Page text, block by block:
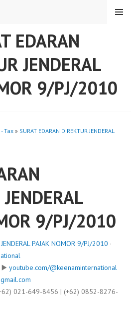
EDARAN
JENDERAL
9/PJ/2010
MENU
Tax » SURAT EDARAN DIREKTUR JENDERAL
9/PJ/2010
PAJAK NOMOR 9/PJ/2010 ·
▶️ youtube.com/@keenaminternational
021-649-8456 | (+62) 0852-8276-